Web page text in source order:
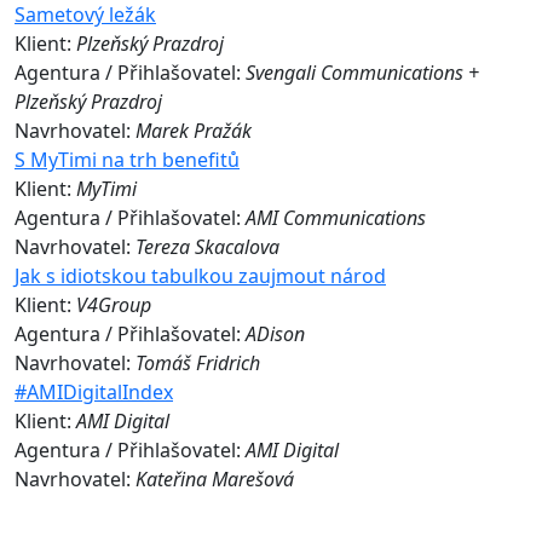
Sametový ležák
Klient: Plzeňský Prazdroj
Agentura / Přihlašovatel: Svengali Communications +
Plzeňský Prazdroj
Navrhovatel: Marek Pražák
S MyTimi na trh benefitů
Klient: MyTimi
Agentura / Přihlašovatel:AMI Communications
Navrhovatel: Tereza Skacalova
Jak s idiotskou tabulkou zaujmout národ
Klient: V4Group
Agentura / Přihlašovatel:ADison
Navrhovatel: Tomáš Fridrich
#AMIDigitalIndex
Klient:AMI Digital
Agentura / Přihlašovatel:AMI Digital
Navrhovatel: Kateřina Marešová